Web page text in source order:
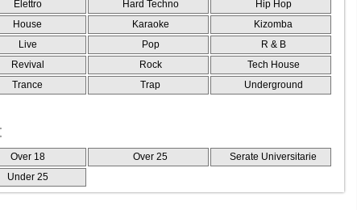
Elettro Hard Techno
Hip Hop
House Karaoke
Kizomba
Live Pop
R & B
Revival Rock
Tech House
Trance Trap
Underground
Over 18 Over 25
Serate Universitarie
Under 25